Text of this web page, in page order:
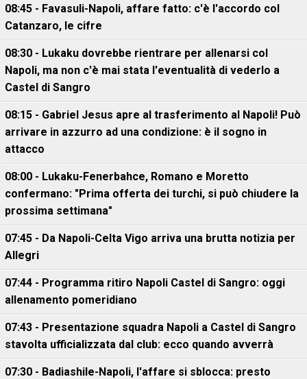
08:45 - Favasuli-Napoli, affare fatto: c'è l'accordo col
Catanzaro, le cifre
08:30 - Lukaku dovrebbe rientrare per allenarsi col
Napoli, ma non c'è mai stata l'eventualità di vederlo a
Castel di Sangro
08:15 - Gabriel Jesus apre al trasferimento al Napoli! Può
arrivare in azzurro ad una condizione: è il sogno in
attacco
08:00 - Lukaku-Fenerbahce, Romano e Moretto
confermano: "Prima offerta dei turchi, si può chiudere la
prossima settimana"
07:45 - Da Napoli-Celta Vigo arriva una brutta notizia per
Allegri
07:44 - Programma ritiro Napoli Castel di Sangro: oggi
allenamento pomeridiano
07:43 - Presentazione squadra Napoli a Castel di Sangro
stavolta ufficializzata dal club: ecco quando avverrà
07:30 - Badiashile-Napoli, l'affare si sblocca: presto